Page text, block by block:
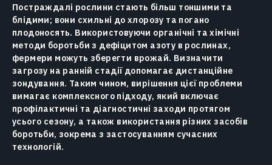
Постраждалі рослини стають більш тоншими та
блідими; вони схильні до хлорозу та погано
плодоносять. Використовуючи органічні та хімічні
методи боротьби з дефіцитом азоту в рослинах,
фермери можуть зберегти врожай. Визначити
загрозу на ранній стадії допомагає дистанційне
зондування. Таким чином, вирішення цієї проблеми
вимагає комплексного підходу, який включає
профілактичні та діагностичні заходи протягом
усього сезону, а також використання різних засобів
боротьби, зокрема з застосуванням сучасних
технологій.